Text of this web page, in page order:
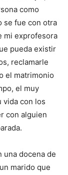
como
se fue con otra
mi exprofesora
pueda existir
reclamarle
el matrimonio
el muy
vida con los
con alguien
una docena de
marido que